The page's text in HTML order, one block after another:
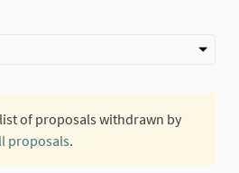
of proposals withdrawn by
proposals.